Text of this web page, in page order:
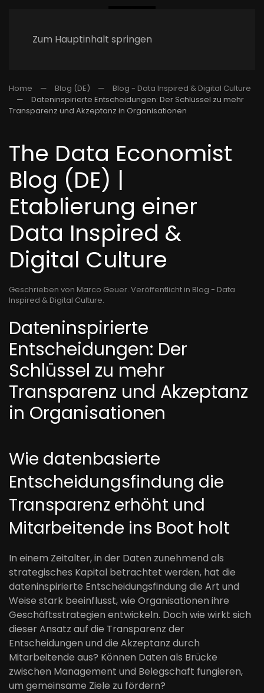
Zum Hauptinhalt springen
Home Blog (DE)
Blog - Data Inspired & Digital Culture
Dateninspirierte Entscheidungen: Der Schlüssel zu mehr
Transparenz und Akzeptanz in Organisationen
The Data Economist
Blog (DE) |
Etablierung einer
Data Inspired &
Digital Culture
Geschrieben von Marco Geuer. Veröffentlicht in Blog - Data
Inspired & Digital Culture.
Dateninspirierte
Entscheidungen: Der
Schlüssel zu mehr
Transparenz und Akzeptanz
in Organisationen
Wie datenbasierte
Entscheidungsfindung die
Transparenz erhöht und
Mitarbeitende ins Boot holt
In einem Zeitalter, in der Daten zunehmend als
strategisches Kapital betrachtet werden, hat die
dateninspirierte Entscheidungsfindung die Art und
Weise stark beeinflusst, wie Organisationen ihre
Geschäftsstrategien entwickeln. Doch wie wirkt sich
dieser Ansatz auf die Transparenz der
Entscheidungen und die Akzeptanz durch
Mitarbeitende aus? Können Daten als Brücke
zwischen Management und Belegschaft fungieren,
um gemeinsame Ziele zu fördern?